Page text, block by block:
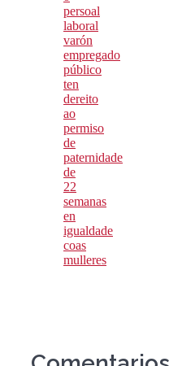
persoal
laboral
varón
empregado
público
ten
dereito
ao
permiso
de
paternidade
de
22
semanas
en
igualdade
coas
mulleres